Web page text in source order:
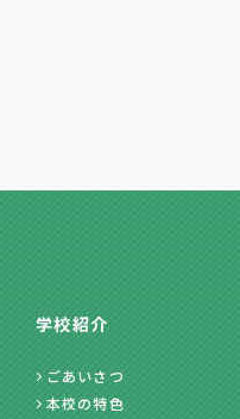
学校紹介
ごあいさつ
本校の特色